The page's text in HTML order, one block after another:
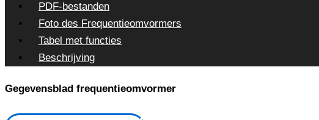
PDF-bestanden
Foto des Frequentieomvormers
Tabel met functies
Beschrijving
Gegevensblad frequentieomvormer